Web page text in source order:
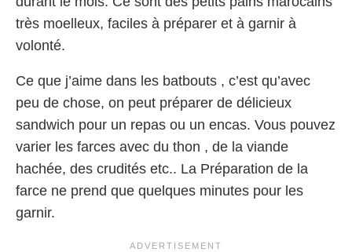
très moelleux, faciles à préparer et à garnir à
volonté.
Ce que j’aime dans les batbouts , c’est qu’avec
peu de chose, on peut préparer de délicieux
sandwich pour un repas ou un encas. Vous pouvez
varier les farces avec du thon , de la viande
hachée, des crudités etc.. La Préparation de la
farce ne prend que quelques minutes pour les
garnir.